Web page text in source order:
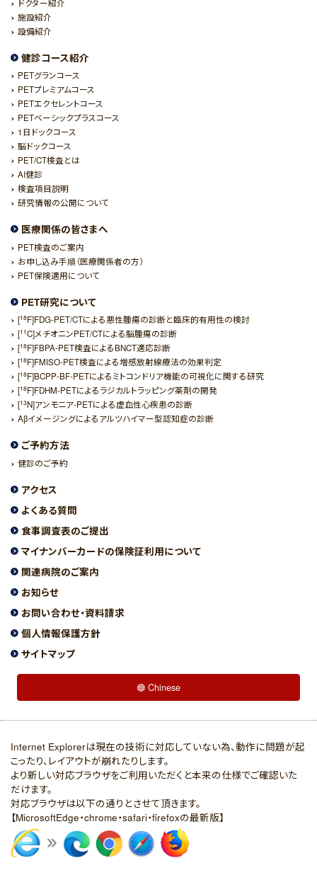
ドクター紹介
施設紹介
設備紹介
健診コース紹介
PETグランコース
PETプレミアムコース
PETエクセレントコース
PETベーシックプラスコース
1日ドックコース
脳ドックコース
PET/CT検査とは
AI健診
検査項目説明
研究情報の公開について
医療関係の皆さまへ
PET検査のご案内
お申し込み手順（医療関係者の方）
PET保険適用について
PET研究について
[18F]FDG-PET/CTによる悪性腫瘍の診断と臨床的有用性の検討
[11C]メチオニンPET/CTによる脳腫瘍の診断
[18F]FBPA-PET検査によるBNCT適応診断
[18F]FMISO-PET検査による増感放射線療法の効果判定
[18F]BCPP-BF-PETによるミトコンドリア機能の可視化に関する研究
[18F]FDHM-PETによるラジカルトラッピング薬剤の開発
[13N]アンモニア-PETによる虚血性心疾患の診断
Aβイメージングによるアルツハイマー型認知症の診断
ご予約方法
健診のご予約
アクセス
よくある質問
食事調査表のご提出
マイナンバーカードの保険証利用について
関連病院のご案内
お知らせ
お問い合わせ・資料請求
個人情報保護方針
サイトマップ
Chinese
Internet Explorerは現在の技術に対応していない為、動作に問題が起
こったり、レイアウトが崩れたりします。
より新しい対応ブラウザをご利用いただくと本来の仕様でご確認いた
だけます。
対応ブラウザは以下の通りとさせて頂きます。
【MicrosoftEdge・chrome・safari・firefoxの最新版】